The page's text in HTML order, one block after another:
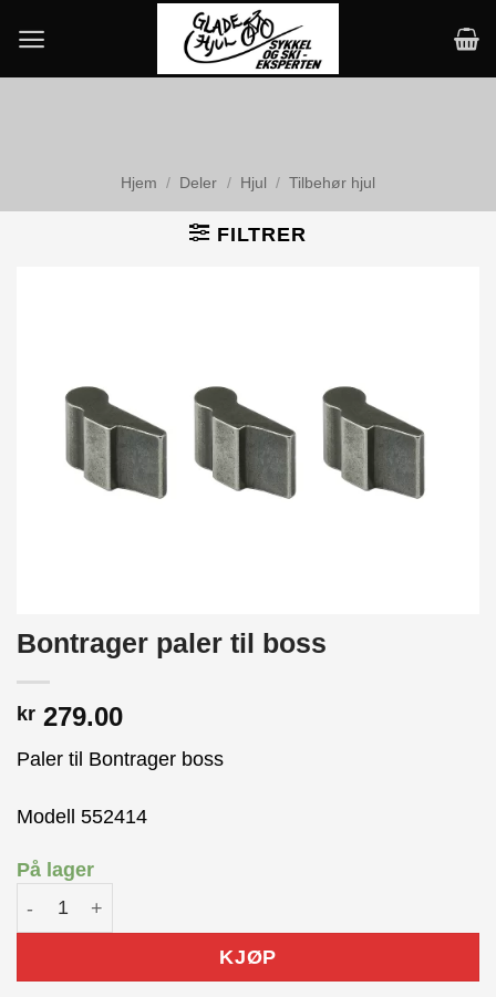
content
Hjem / Deler / Hjul / Tilbehør hjul
FILTRER
Bontrager paler til boss
kr 279.00
Paler til Bontrager boss
Modell 552414
På lager
Bontrager paler til boss antall
KJØP